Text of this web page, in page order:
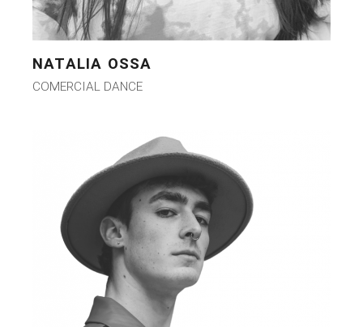
NATALIA OSSA
COMERCIAL DANCE